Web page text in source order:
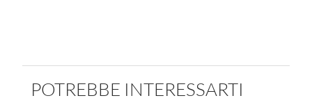
POTREBBE INTERESSARTI